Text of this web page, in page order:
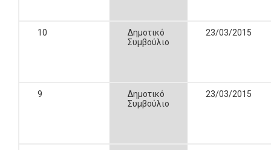
10
Δημοτικό
Συμβούλιο
23/03/2015
9
Δημοτικό
Συμβούλιο
23/03/2015